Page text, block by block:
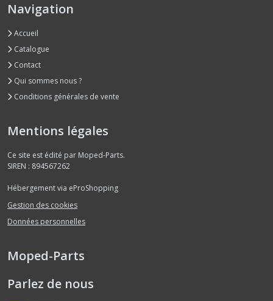
Navigation
Accueil
Catalogue
Contact
Qui sommes nous ?
Conditions générales de vente
Mentions légales
Ce site est édité par Moped-Parts.
SIREN : 894567262
Hébergement via eProShopping
Gestion des cookies
Données personnelles
Moped-Parts
Parlez de nous